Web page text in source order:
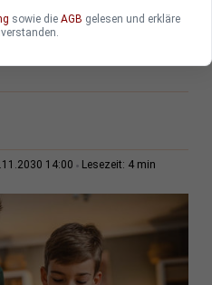
damit Sie keine
14:00 Lesezeit: 4 min
sowie die AGB gelesen und erkläre